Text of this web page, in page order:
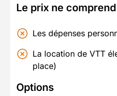
Le prix ne
Les dépenses
La location de VTT
place)
Options